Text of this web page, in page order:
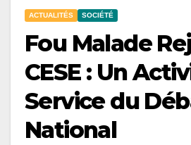
ACTUALITÉS SOCIÉTÉ
Fou Malade
CESE : Un
Service du
National